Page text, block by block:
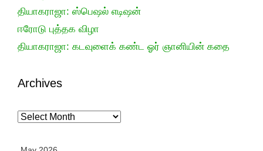
தியாகராஜா: ஸ்பெஷல் எடிஷன்
ஈரோடு புத்தக விழா
தியாகராஜா: கடவுளைக் கண்ட ஓர் ஞானியின் கதை
Archives
Archives